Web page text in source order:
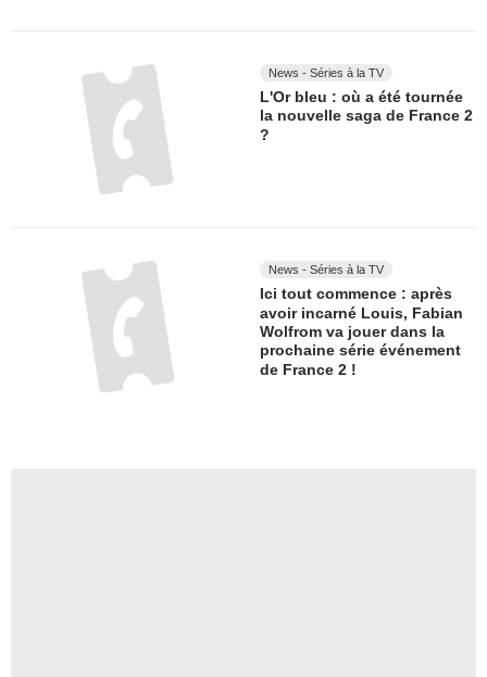
News - Séries à la TV
L'Or bleu : où a été tournée
la nouvelle saga de France 2
?
News - Séries à la TV
Ici tout commence : après
avoir incarné Louis, Fabian
Wolfrom va jouer dans la
prochaine série événement
de France 2 !